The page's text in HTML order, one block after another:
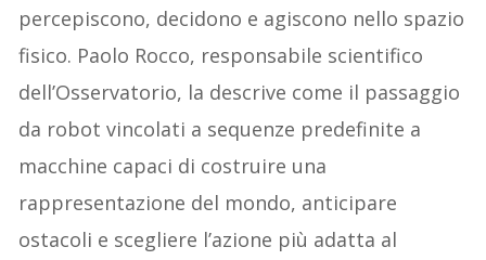
percepiscono, decidono e agiscono nello spazio
fisico. Paolo Rocco, responsabile scientifico
dell’Osservatorio, la descrive come il passaggio
da robot vincolati a sequenze predefinite a
macchine capaci di costruire una
rappresentazione del mondo, anticipare
ostacoli e scegliere l’azione più adatta al